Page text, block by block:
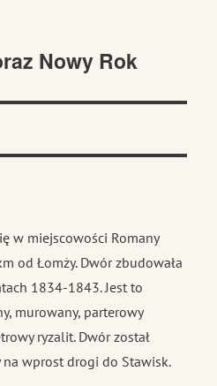
Nowy Rok
w miejscowości Romany
od Łomży. Dwór zbudowała
1834-1843. Jest to
murowany, parterowy
ryzalit. Dwór został
wprost drogi do Stawisk.